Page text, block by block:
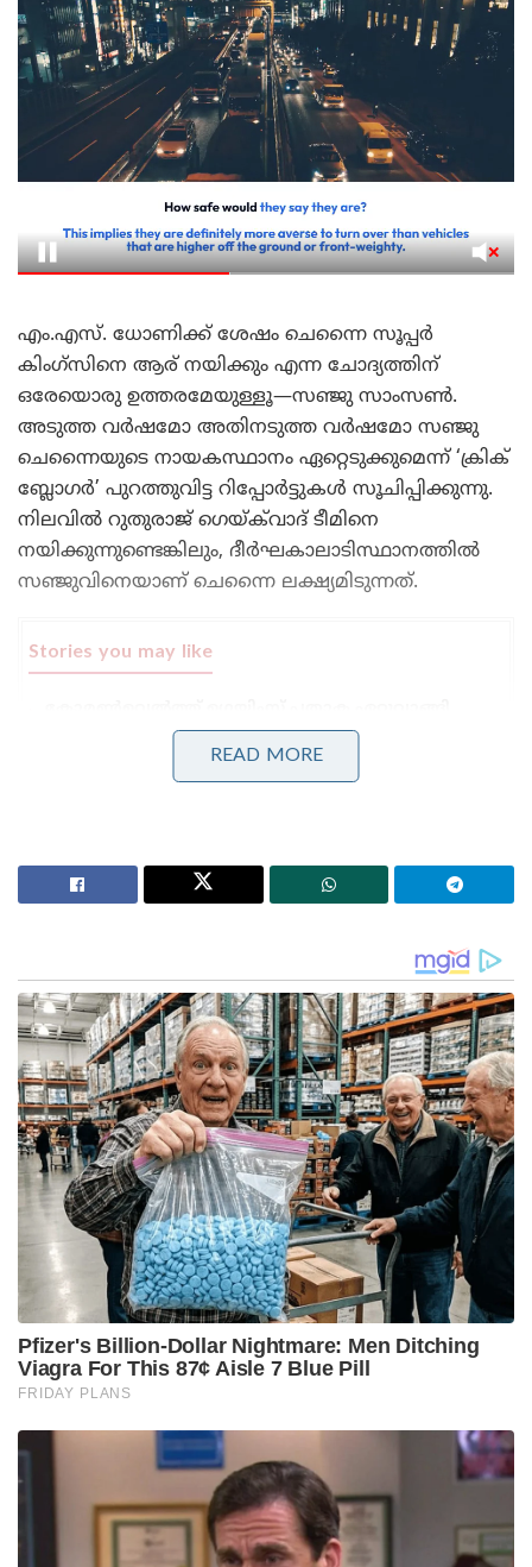
എം.എസ്. ധോണിക്ക് ശേഷം ചെന്നൈ സൂപ്പർ
കിംഗ്‌സിനെ ആര് നയിക്കും എന്ന ചോദ്യത്തിന്
ഒരേയൊരു ഉത്തരമേയുള്ളൂ—സഞ്ജു സാംസൺ.
അടുത്ത വർഷമോ അതിനടുത്ത വർഷമോ സഞ്ജു
ചെന്നൈയുടെ നായകസ്ഥാനം ഏറ്റെടുക്കുമെന്ന് ‘ക്രിക്
ബ്ലോഗർ’ പുറത്തുവിട്ട റിപ്പോർട്ടുകൾ സൂചിപ്പിക്കുന്നു.
നിലവിൽ റുതുരാജ് ഗെയ്‌ക്‌വാദ് ടീമിനെ
നയിക്കുന്നുണ്ടെങ്കിലും, ദീർഘകാലാടിസ്ഥാനത്തിൽ
സഞ്ജുവിനെയാണ് ചെന്നൈ ലക്ഷ്യമിടുന്നത്.
Stories you may like
ഗുജറാത്ത് മുഖ്യമന്ത്രി; 2030ൽ അഹമ്മദാബാദ്
ഗ്ലാസ്‌ഗോയിൽ ഇന്ത്യൻ ബോക്സിങ് കരുത്ത്:
മൈതാനത്തെ സഞ്ജുവിന്റെ ശാന്തതയും വിക്കറ്റിന്
ഓർമ്മിപ്പിക്കുന്നത്.ബി കളിക്കളത്തിലെ
ശരീരഭാഷയിലും ഫീൽഡ് സെറ്റിംഗിലും സഞ്ജു
ധോണിയെപ്പോലെയാണെന്ന് ടീമിനുള്ളിലെ
വൃത്തങ്ങൾ തന്നെ സാക്ഷ്യപ്പെടുത്തുന്നു.
ആർഭാടങ്ങളില്ലാതെ ശാന്തമായി സമ്മർദ്ദഘട്ടങ്ങളെ
നേരിടാനുള്ള സഞ്ജുവിന്റെ കഴിവിനെ സിഎസ്കെ
മാനേജ്‌മെന്റ് ഏറെ വിലമതിക്കുന്നു.
രാജസ്ഥാൻ റോയൽസിനെ വർഷങ്ങളോളം നയിച്ച
പരിചയസമ്പത്ത് സഞ്ജുവിനുണ്ട്. ചെന്നൈയുടെ
ഡിഎൻഎയ്ക്ക് അനുയോജ്യമായ രീതിയിൽ കളിയെ
സമീപിക്കുന്ന താരം എന്ന നിലയിൽ സഞ്ജുവിന് വലിയ
മുൻഗണനയാണ് ലഭിക്കുന്നത്. രവി ശാസ്ത്രി
ഉൾപ്പെടെയുള്ള മുൻ പ്രമുഖ താരങ്ങൾ സഞ്ജുവിന്റെ
മാറുമ്പോൾ താൻ ഒരിക്കലും നായകസ്ഥാനം
ആവശ്യപ്പെട്ടിരുന്നില്ലെന്ന് സഞ്ജു തന്നെ
വ്യക്തമാക്കിയിട്ടുണ്ട്.
“മറ്റൊരു ടീമിൽ നിന്ന് ഇങ്ങോട്ടേക്ക് വരുമ്പോൾ നമ്മൾ
READ MORE